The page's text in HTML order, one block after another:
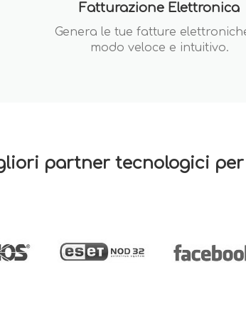
Fatturazione Elettronica
Genera le tue fatture
modo veloce e intuitivo.
partner tecnologici